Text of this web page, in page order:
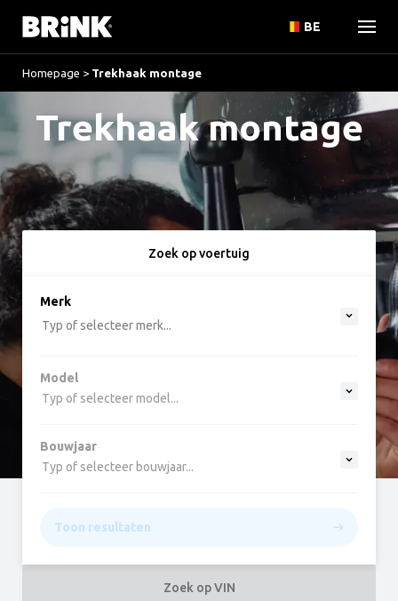
BE
Homepage > Trekhaak montage
Trekhaak montage
Zoek op voertuig
option , selected. Select is focused ,type to refine list, press
Merk
Typ of selecteer merk...
Model
Typ of selecteer model...
Bouwjaar
Typ of selecteer bouwjaar...
Toon resultaten
Zoek op VIN